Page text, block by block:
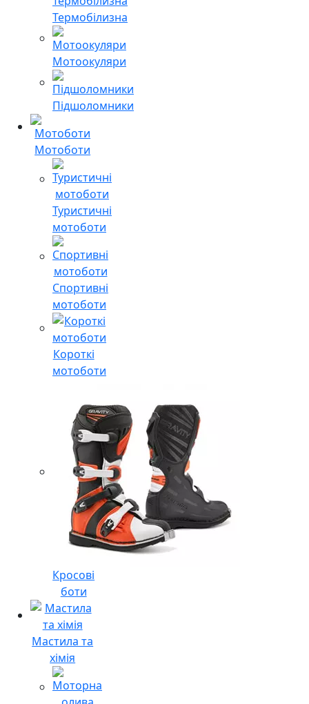
Термобілизна
Мотоокуляри
Підшоломники
Мотоботи
Туристичні
мотоботи
Спортивні
мотоботи
Короткі
мотоботи
Кросові
боти
Мастила та
хімія